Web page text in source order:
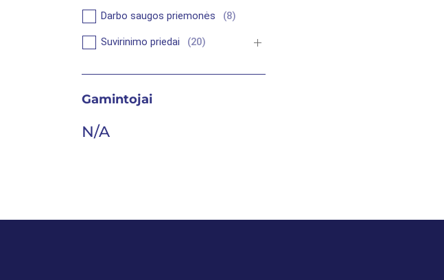
Darbo saugos priemonės (8)
Suvirinimo priedai (20)
Gamintojai
N/A